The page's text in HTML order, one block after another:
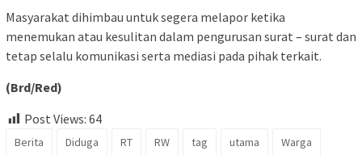
Masyarakat dihimbau untuk segera melapor ketika
menemukan atau kesulitan dalam pengurusan surat – surat dan
tetap selalu komunikasi serta mediasi pada pihak terkait.
(Brd/Red)
Post Views: 64
Berita Diduga RT RW tag utama Warga